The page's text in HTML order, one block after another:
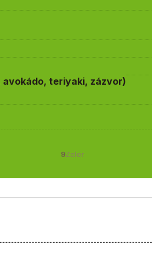
avokádo, teriyaki, zázvor)
9Zeler